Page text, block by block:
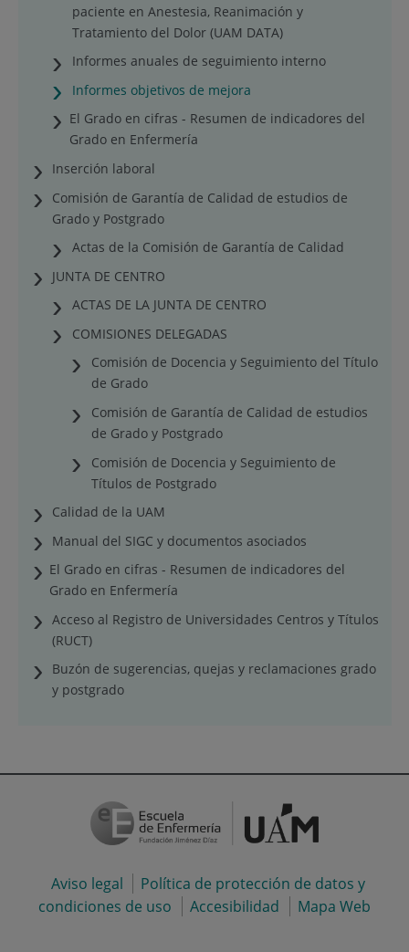
paciente en Anestesia, Reanimación y
Tratamiento del Dolor (UAM DATA)
Informes anuales de seguimiento interno
Informes objetivos de mejora
El Grado en cifras - Resumen de indicadores del
Grado en Enfermería
Inserción laboral
Comisión de Garantía de Calidad de estudios de
Grado y Postgrado
Actas de la Comisión de Garantía de Calidad
JUNTA DE CENTRO
ACTAS DE LA JUNTA DE CENTRO
COMISIONES DELEGADAS
Comisión de Docencia y Seguimiento del Título
de Grado
Comisión de Garantía de Calidad de estudios
de Grado y Postgrado
Comisión de Docencia y Seguimiento de
Títulos de Postgrado
Calidad de la UAM
Manual del SIGC y documentos asociados
El Grado en cifras - Resumen de indicadores del
Grado en Enfermería
Acceso al Registro de Universidades Centros y Títulos
(RUCT)
Buzón de sugerencias, quejas y reclamaciones grado
y postgrado
Aviso legal
Política de protección de datos y
condiciones de uso
Accesibilidad Mapa Web